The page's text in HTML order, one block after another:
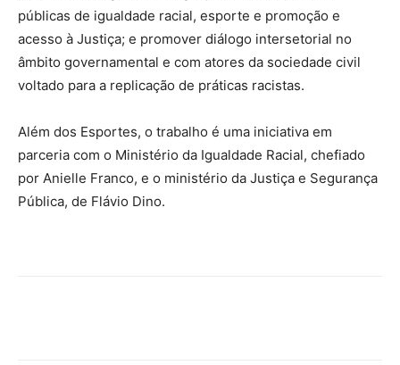
públicas de igualdade racial, esporte e promoção e
acesso à Justiça; e promover diálogo intersetorial no
âmbito governamental e com atores da sociedade civil
voltado para a replicação de práticas racistas.
Além dos Esportes, o trabalho é uma iniciativa em
parceria com o Ministério da Igualdade Racial, chefiado
por Anielle Franco, e o ministério da Justiça e Segurança
Pública, de Flávio Dino.